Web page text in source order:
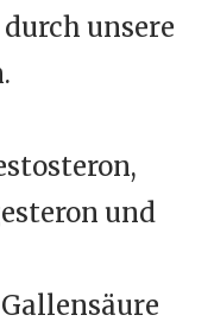
unsere
,
und